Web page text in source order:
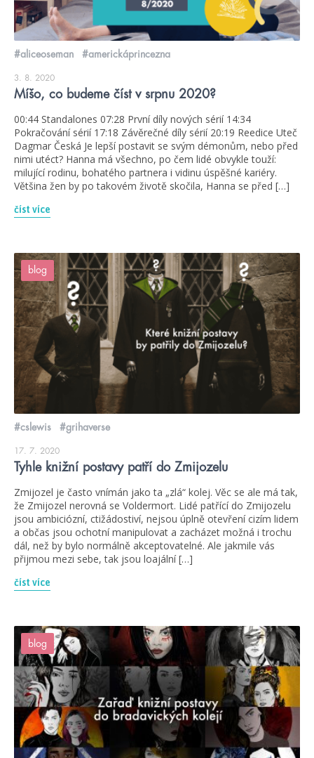
#aliceoseman #americkáprincezna
3. 8. 2020
Míšo, co budeme číst v srpnu 2020?
00:44 Standalones 07:28 První díly nových sérií 14:34
Pokračování sérií 17:18 Závěrečné díly sérií 20:19 Reedice Uteč
Dagmar Česká Je lepší postavit se svým démonům, nebo před
nimi utéct? Hanna má všechno, po čem lidé obvykle touží:
milující rodinu, bohatého partnera i vidinu úspěšné kariéry.
Většina žen by po takovém životě skočila, Hanna se před […]
číst více
blog
#cslewis #grihaverse
17. 7. 2020
Tyhle knižní postavy patří do Zmijozelu
Zmijozel je často vnímán jako ta „zlá“ kolej. Věc se ale má tak,
že Zmijozel nerovná se Voldermort. Lidé patřící do Zmijozelu
jsou ambiciózní, ctižádostiví, nejsou úplně otevření cizím lidem
a občas jsou ochotní manipulovat a zacházet možná i trochu
dál, než by bylo normálně akceptovatelné. Ale jakmile vás
přijmou mezi sebe, tak jsou loajální […]
číst více
blog